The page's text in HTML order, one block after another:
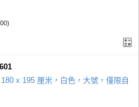
x 195 厘米，白色，大號，僅限自